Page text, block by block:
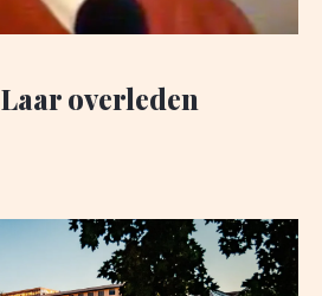
overleden